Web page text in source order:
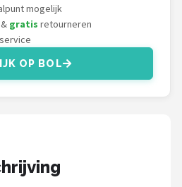
mogelijk
gratis retourneren
OP BOL